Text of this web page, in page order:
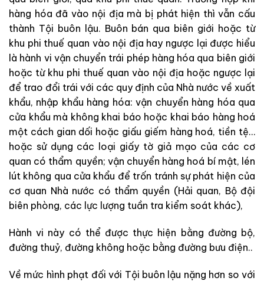
hàng hóa đã vào nội địa mà bị phát hiện thì vẫn cấu
thành Tội buôn lậu. Buôn bán qua biên giới hoặc từ
khu phi thuế quan vào nội địa hay ngược lại được hiểu
là hành vi vận chuyển trái phép hàng hóa qua biên giới
hoặc từ khu phi thuế quan vào nội địa hoặc ngược lại
để trao đổi trái với các quy định của Nhà nước về xuất
khẩu, nhập khẩu hàng hóa: vận chuyển hàng hóa qua
cửa khẩu mà không khai báo hoặc khai báo hàng hoá
một cách gian dối hoặc giấu giếm hàng hoá, tiền tệ…
hoặc sử dụng các loại giấy tờ giả mạo của các cơ
quan có thẩm quyền; vận chuyển hàng hoá bí mật, lén
lút không qua cửa khẩu để trốn tránh sự phát hiện của
cơ quan Nhà nước có thẩm quyền (Hải quan, Bộ đội
biên phòng, các lực lượng tuần tra kiểm soát khác),
Hành vi này có thể được thực hiện bằng đường bộ,
đường thuỷ, đường không hoặc bằng đường bưu điện..
Về mức hình phạt đối với Tội buôn lậu nặng hơn so với